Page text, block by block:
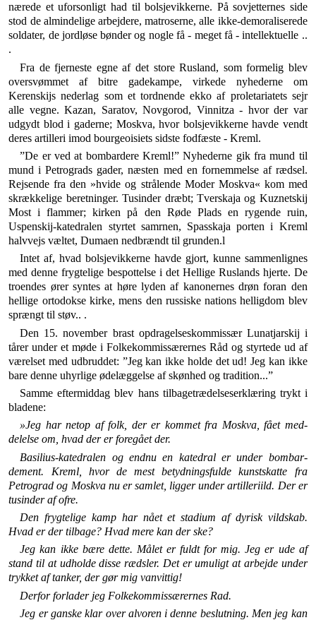
nærede et uforsonligt had til bolsjevikkerne. På sovjetternes side
stod de almindelige arbejdere, matroserne, alle ikke-demo­raliserede
soldater, de jordløse bønder og nogle få - meget få - intellektuelle ..
.
Fra de fjerneste egne af det store Rusland, som for­melig blev
oversvømmet af bitre gadekampe, virkede nyhederne om
Kerenskijs nederlag som et tordnende ekko af proletariatets sejr
alle vegne. Kazan, Saratov, Novgorod, Vinnitza - hvor der var
udgydt blod i gader­ne; Moskva, hvor bolsjevikkerne havde vendt
deres ar­tilleri imod bourgeoisiets sidste fodfæste - Kreml.
”De er ved at bombardere Kreml!” Nyhederne gik fra mund til
mund i Petrograds gader, næsten med en for­nemmelse af rædsel.
Rejsende fra den »hvide og strå­lende Moder Moskva« kom med
skrækkelige beretnin­ger. Tusinder dræbt; Tverskaja og Kuznetskij
Most i flammer; kirken på den Røde Plads en rygende ruin,
Uspenskij-katedralen styrtet samrnen, Spasskaja porten i Kreml
halvvejs væltet, Dumaen nedbrændt til grun­den.l
Intet af, hvad bolsjevikkerne havde gjort, kunne sam­menlignes
med denne frygtelige bespottelse i det Hellige Ruslands hjerte. De
troendes ører syntes at høre lyden af kanonernes drøn foran den
hellige ortodokse kirke, mens den russiske nations helligdom blev
sprængt til støv.. .
Den 15. november brast opdragelseskommissær Luna­tjarskij i
tårer under et møde i Folkekommissærernes Råd og styrtede ud af
værelset med udbruddet: ”Jeg kan ikke holde det ud! Jeg kan ikke
bare denne uhyrlige ødelæggelse af skønhed og tradition...”
Samme eftermiddag blev hans tilbagetrædelseserklæring trykt i
bladene:
»Jeg har netop af folk, der er kommet fra Moskva, fået med­
delelse om, hvad der er foregået der.
Basilius-katedralen og endnu en katedral er under bombar­
dement. Kreml, hvor de mest betydningsfulde kunstskatte fra
Petrograd og Moskva nu er samlet, ligger under artilleriild. Der er
tusinder af ofre.
Den frygtelige kamp har nået et stadium af dyrisk vildskab.
Hvad er der tilbage? Hvad mere kan der ske?
Jeg kan ikke bære dette. Målet er fuldt for mig. Jeg er ude af
stand til at udholde disse rædsler. Det er umuligt at arbejde under
trykket af tanker, der gør mig vanvittig!
Derfor forlader jeg Folkekommissærernes Rad.
Jeg er ganske klar over alvoren i denne beslutning. Men jeg kan